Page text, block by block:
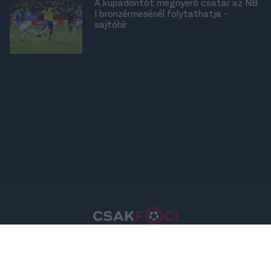
I bronzérmesénél folytathatja -
sajtóhír